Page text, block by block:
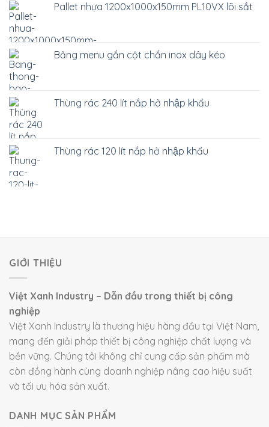
Pallet nhựa 1200x1000x150mm PL10VX lõi sắt
Bảng menu gắn cột chắn inox dây kéo
Thùng rác 240 lít nắp hở nhập khẩu
Thùng rác 120 lít nắp hở nhập khẩu
GIỚI THIỆU
Việt Xanh Industry – Dẫn đầu trong thiết bị công
nghiệp
Việt Xanh Industry là thương hiệu hàng đầu tại Việt Nam,
mang đến giải pháp thiết bị công nghiệp chất lượng và
bền vững. Chúng tôi không chỉ cung cấp sản phẩm mà
còn đồng hành cùng doanh nghiệp nâng cao hiệu suất
và tối ưu hóa sản xuất.
DANH MỤC SẢN PHẨM